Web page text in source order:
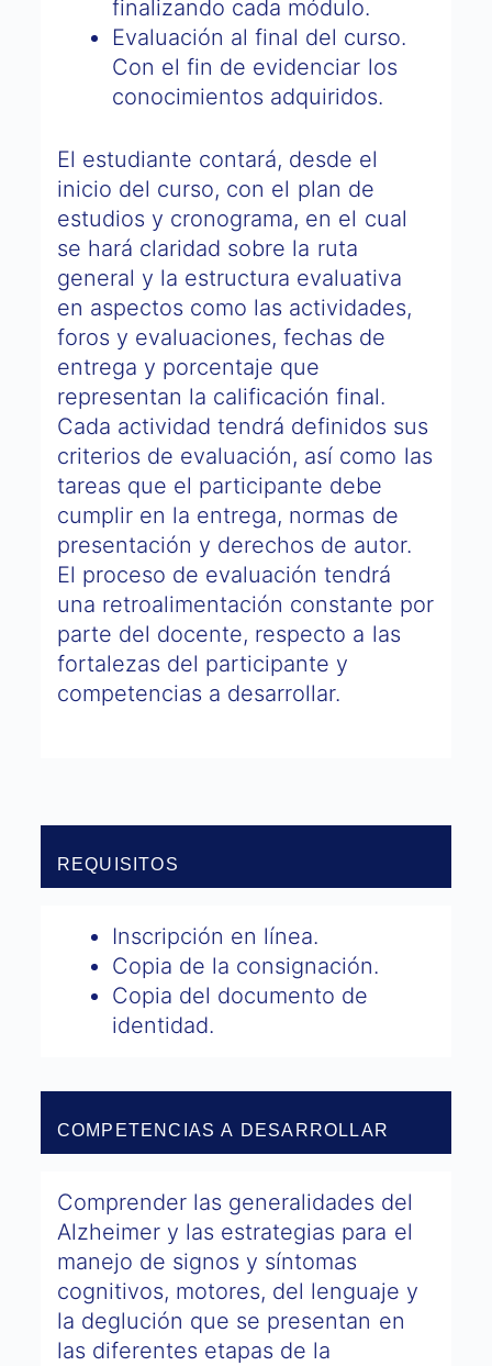
finalizando cada módulo.
Evaluación al final del curso.
Con el fin de evidenciar los
conocimientos adquiridos.
El estudiante contará, desde el
inicio del curso, con el plan de
estudios y cronograma, en el cual
se hará claridad sobre la ruta
general y la estructura evaluativa
en aspectos como las actividades,
foros y evaluaciones, fechas de
entrega y porcentaje que
representan la calificación final.
Cada actividad tendrá definidos sus
criterios de evaluación, así como las
tareas que el participante debe
cumplir en la entrega, normas de
presentación y derechos de autor.
El proceso de evaluación tendrá
una retroalimentación constante por
parte del docente, respecto a las
fortalezas del participante y
competencias a desarrollar.
REQUISITOS
Inscripción en línea.
Copia de la consignación.
Copia del documento de
identidad.
COMPETENCIAS A DESARROLLAR
Comprender las generalidades del
Alzheimer y las estrategias para el
manejo de signos y síntomas
cognitivos, motores, del lenguaje y
la deglución que se presentan en
las diferentes etapas de la